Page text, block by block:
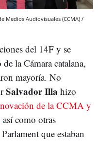
Medios Audiovisuales (CCMA) /
del 14F y se
la Cámara catalana,
mayoría. No
Salvador Illa hizo
de la CCMA y
así como otras
que estaban